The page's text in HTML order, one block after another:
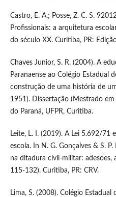
Castro, E. A.; Posse, Z. C. S.
Profissionais: a arquitetura
do século XX. Curitiba, PR:
Chaves Junior, S. R. (2004). A
Paranaense ao Colégio Estadual
construção de uma história de
1951). Dissertação (Mestrado em
do Paraná, UFPR, Curitiba.
Leite, L. I. (2019). A Lei 5.692/71
escola. In N. G. Gonçalves & S.
na ditadura civil-militar: adesões,
115-132). Curitiba, PR: CRV.
Lima, S. (2008). Colégio